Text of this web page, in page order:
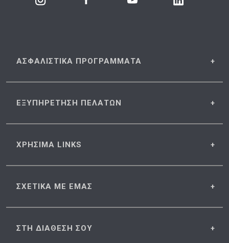
ΑΣΦΑΛΙΣΤΙΚΑ ΠΡΟΓΡΑΜΜΑΤΑ
ΕΞΥΠΗΡΕΤΗΣΗ ΠΕΛΑΤΩΝ
ΧΡΗΣΙΜΑ LINKS
ΣΧΕΤΙΚΑ ΜΕ ΕΜΑΣ
ΣΤΗ ΔΙΑΘΕΣΗ ΣΟΥ